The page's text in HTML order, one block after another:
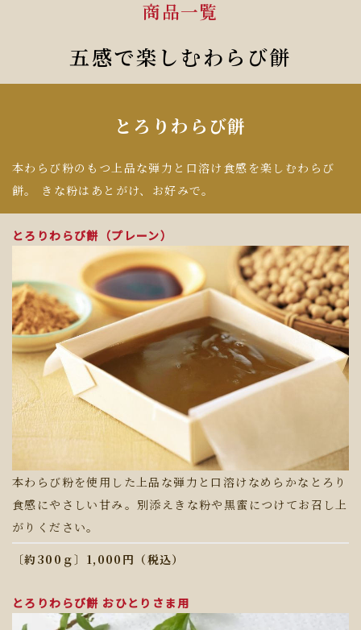
商品一覧
五感で楽しむわらび餅
とろりわらび餅
本わらび粉のもつ上品な弾力と口溶け食感を楽しむわらび
餅。
きな粉はあとがけ、お好みで。
とろりわらび餅（プレーン）
本わらび粉を使用した上品な弾力と口溶けなめらかなとろり
食感にやさしい甘み。別添えきな粉や黒蜜につけてお召し上
がりください。
〔約300ｇ〕1,000円（税込）
とろりわらび餅 おひとりさま用